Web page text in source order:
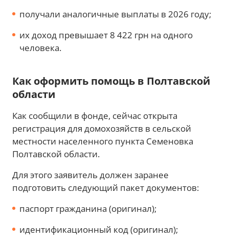
получали аналогичные выплаты в 2026 году;
их доход превышает 8 422 грн на одного
человека.
Как оформить помощь в Полтавской
области
Как сообщили в фонде, сейчас открыта
регистрация для домохозяйств в сельской
местности населенного пункта Семеновка
Полтавской области.
Для этого заявитель должен заранее
подготовить следующий пакет документов:
паспорт гражданина (оригинал);
идентификационный код (оригинал);